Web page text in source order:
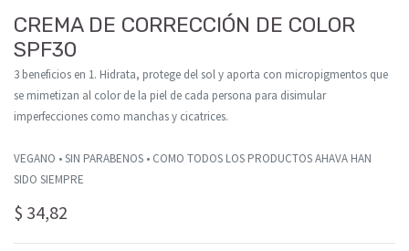
CREMA DE CORRECCIÓN DE COLOR
SPF30
3 beneficios en 1. Hidrata, protege del sol y aporta con micropigmentos que
se mimetizan al color de la piel de cada persona para disimular
imperfecciones como manchas y cicatrices.
VEGANO • SIN PARABENOS • COMO TODOS LOS PRODUCTOS AHAVA HAN
SIDO SIEMPRE
$ 34,82